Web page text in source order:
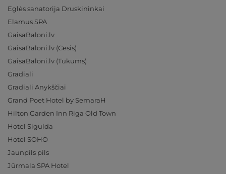
Eglės sanatorija Druskininkai
Elamus SPA
GaisaBaloni.lv
GaisaBaloni.lv (Cēsis)
GaisaBaloni.lv (Tukums)
Gradiali
Gradiali Anykščiai
Grand Poet Hotel by SemaraH
Hilton Garden Inn Riga Old Town
Hotel Sigulda
Hotel SOHO
Jaunpils pils
Jūrmala SPA Hotel